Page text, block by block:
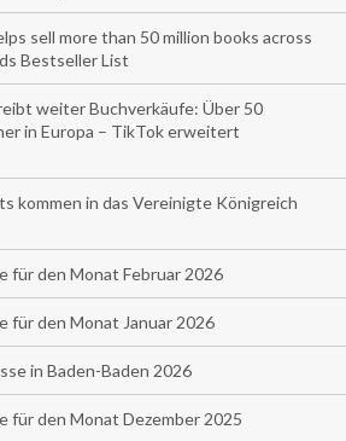
sell more than 50 million books across
Bestseller List
weiter Buchverkäufe: Über 50
in Europa – TikTok erweitert
kommen in das Vereinigte Königreich
für den Monat Februar 2026
für den Monat Januar 2026
in Baden-Baden 2026
für den Monat Dezember 2025